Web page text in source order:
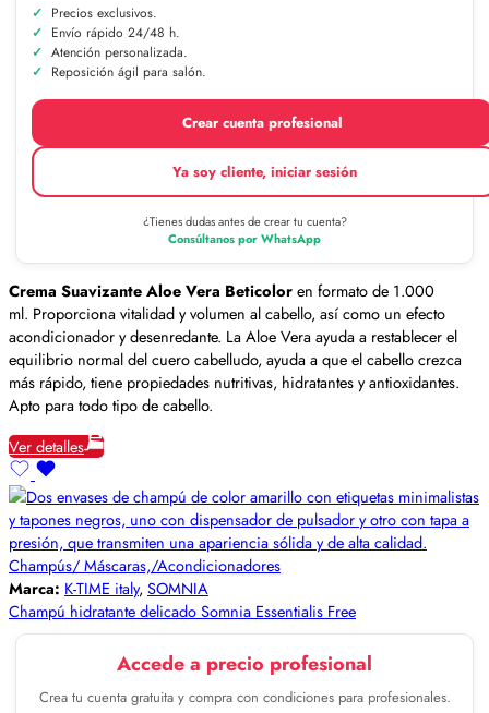
Precios exclusivos.
Envío rápido 24/48 h.
Atención personalizada.
Reposición ágil para salón.
Crear cuenta profesional
Ya soy cliente, iniciar sesión
¿Tienes dudas antes de crear tu cuenta?
Consúltanos por WhatsApp
Crema Suavizante Aloe Vera Beticoloren formato de 1.000
ml. Proporciona vitalidad y volumen al cabello, así como un efecto
acondicionador y desenredante. La Aloe Vera ayuda a restablecer el
equilibrio normal del cuero cabelludo, ayuda a que el cabello crezca
más rápido, tiene propiedades nutritivas, hidratantes y antioxidantes.
Apto para todo tipo de cabello.
Ver detalles
Champús/ Máscaras,/Acondicionadores
Marca: K-TIME italy, SOMNIA
Champú hidratante delicado Somnia Essentialis Free
Accede a precio profesional
Crea tu cuenta gratuita y compra con condiciones para profesionales.